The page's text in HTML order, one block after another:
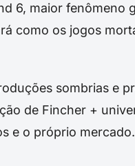
6, maior fenômeno
como os jogos
sombrias e
de Fincher +
e o próprio mercado.